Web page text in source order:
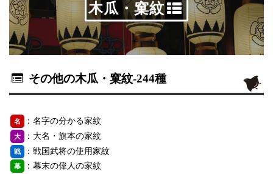
木瓜・窠紋
その他の木瓜・窠紋-244種
名 ：名字の分かる家紋
大 ：大名・旗本の家紋
戦 ：戦国武将の使用家紋
幕 ：幕末の偉人の家紋